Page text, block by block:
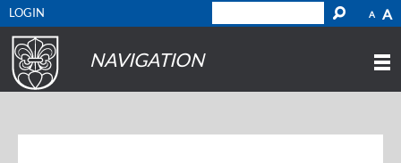
A A
LOGIN
NAVIGATION